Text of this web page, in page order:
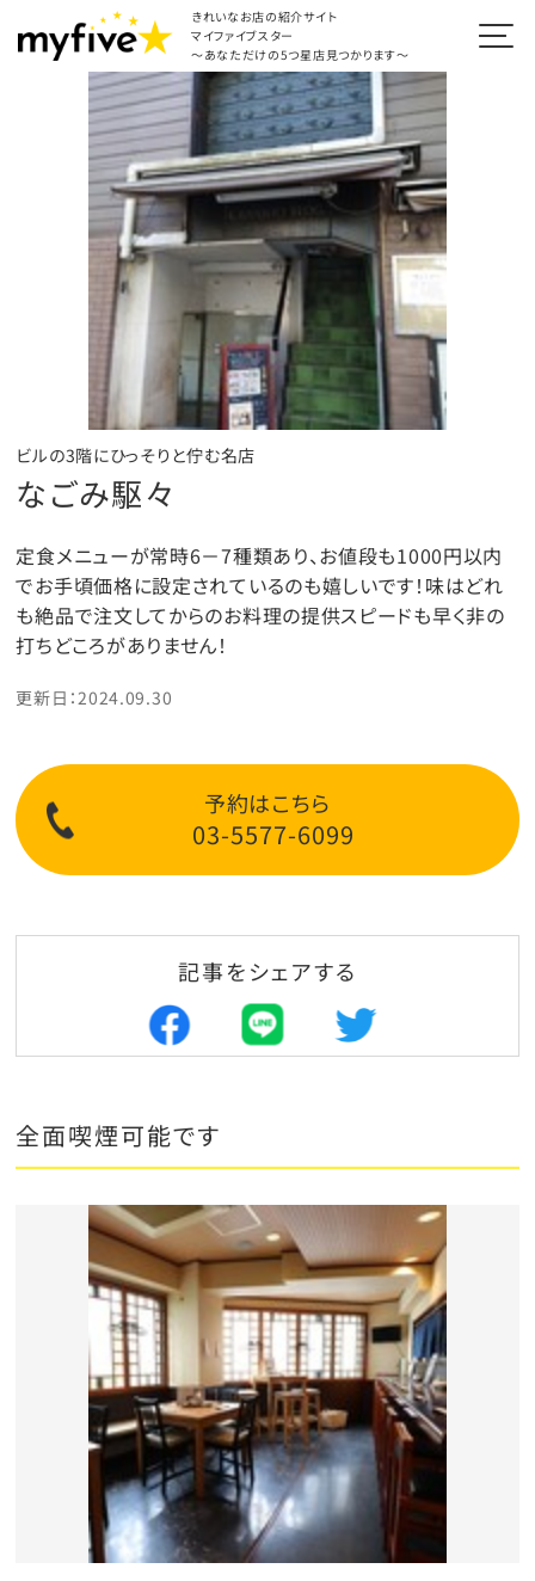
きれいなお店の紹介サイト
マイファイブスター
～あなただけの5つ星店見つかります～
ビルの3階にひっそりと佇む名店
なごみ駆々
定食メニューが常時6－7種類あり、お値段も1000円以内
でお手頃価格に設定されているのも嬉しいです！味はどれ
も絶品で注文してからのお料理の提供スピードも早く非の
打ちどころがありません！
更新日：2024.09.30
予約はこちら
03-5577-6099
記事をシェアする
全面喫煙可能です